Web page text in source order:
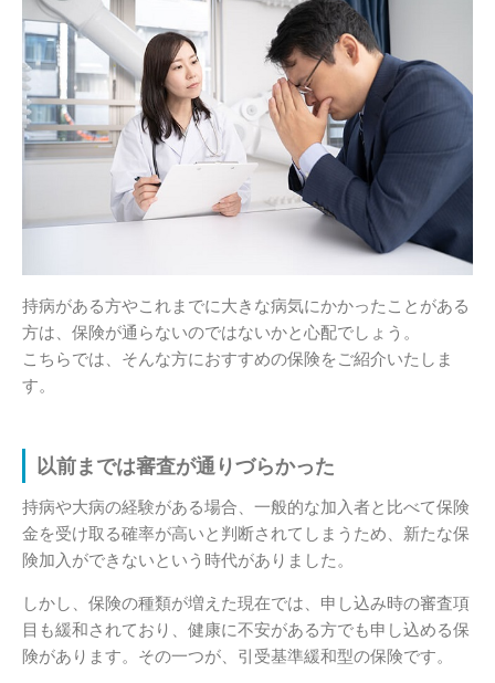
持病がある方やこれまでに大きな病気にかかったことがある
方は、保険が通らないのではないかと心配でしょう。
こちらでは、そんな方におすすめの保険をご紹介いたしま
す。
以前までは審査が通りづらかった
持病や大病の経験がある場合、一般的な加入者と比べて保険
金を受け取る確率が高いと判断されてしまうため、新たな保
険加入ができないという時代がありました。
しかし、保険の種類が増えた現在では、申し込み時の審査項
目も緩和されており、健康に不安がある方でも申し込める保
険があります。その一つが、引受基準緩和型の保険です。